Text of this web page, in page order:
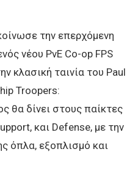
την επερχόμενη
νέου PvE Co-op FPS
κλασική ταινία του Paul
Troopers:
θα δίνει στους παίκτες
και Defense, με την
όπλα, εξοπλισμό και